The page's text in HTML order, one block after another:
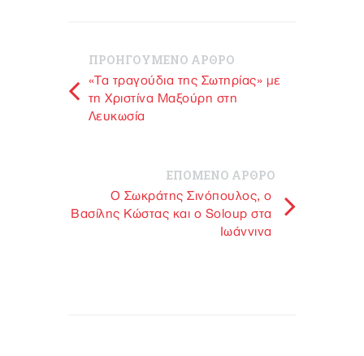
ΠΡΟΗΓΟΥΜΕΝΟ ΑΡΘΡΟ
«Τα τραγούδια της Σωτηρίας» με
τη Χριστίνα Μαξούρη στη
Λευκωσία
ΕΠΟΜΕΝΟ ΑΡΘΡΟ
Ο Σωκράτης Σινόπουλος, ο
Βασίλης Κώστας και ο Soloup στα
Ιωάννινα